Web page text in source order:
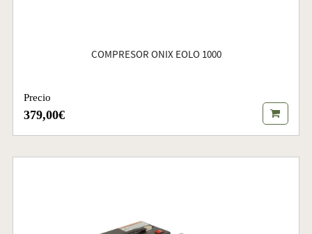
COMPRESOR ONIX EOLO 1000
Precio
379,00€